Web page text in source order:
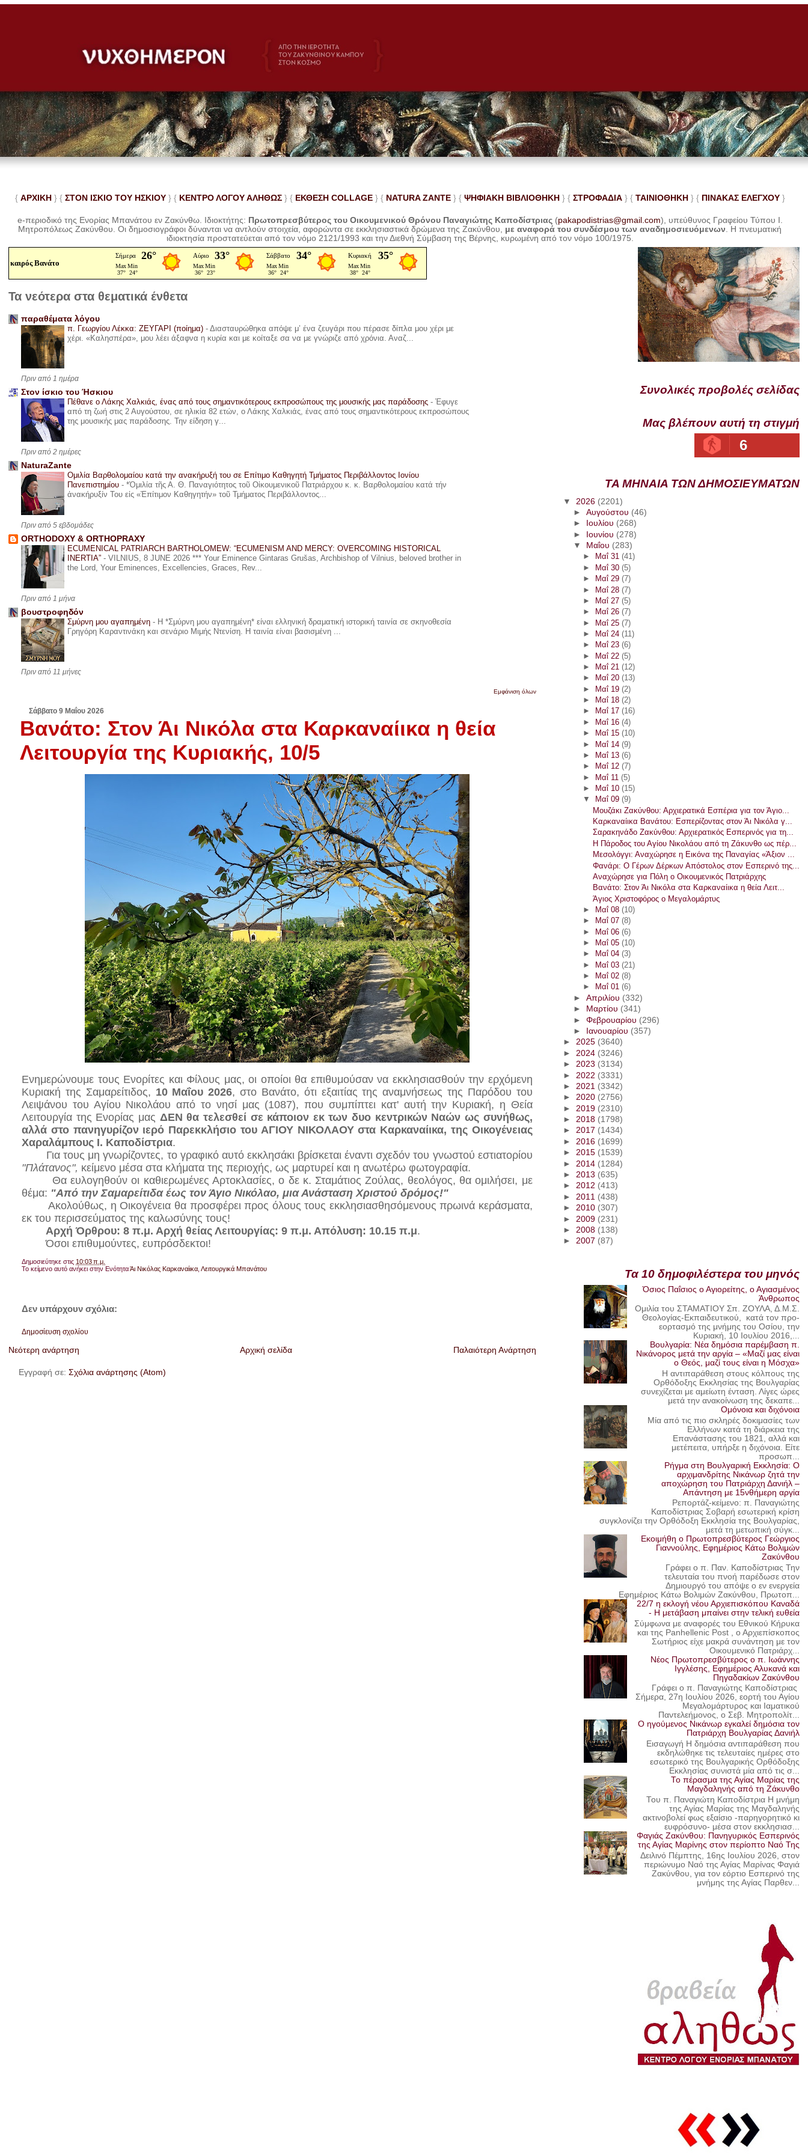
{ ΑΡΧΙΚΗ } { ΣΤΟΝ ΙΣΚΙΟ ΤΟΥ ΗΣΚΙΟΥ } { ΚΕΝΤΡΟ ΛΟΓΟΥ ΑΛΗΘΩΣ } { ΕΚΘΕΣΗ COLLAGE }{ NATURA ZANTE} { ΨΗΦΙΑΚΗ ΒΙΒΛΙΟΘΗΚΗ } { ΣΤΡΟΦΑΔΙΑ } { ΤΑΙΝΙΟΘΗΚΗ } { ΠΙΝΑΚΑΣ ΕΛΕΓΧΟΥ}
e-περιοδικό της Ενορίας Μπανάτου εν Ζακύνθω. Ιδιοκτήτης: Πρωτοπρεσβύτερος του Οικουμενικού Θρόνου Παναγιώτης Καποδίστριας (pakapodistrias@gmail.com), υπεύθυνος Γραφείου Τύπου Ι.
Μητροπόλεως Ζακύνθου.Οι δημοσιογράφοι δύνανται να αντλούν στοιχεία, αφορώντα σε εκκλησιαστικά δρώμενα της Ζακύνθου, με αναφορά του συνδέσμου των αναδημοσιευόμενων . Ηπνευματική
ιδιοκτησία προστατεύεται από τον νόμο 2121/1993 και την Διεθνή Σύμβαση της Βέρνης, κυρωμένη από τον νόμο 100/1975.
καιρός Βανάτο
Τα νεότερα στα θεματικά ένθετα
παραθέματα λόγου
π. Γεωργίου Λέκκα: ΖΕΥΓΑΡΙ (ποίημα) - Διασταυρώθηκα απόψε μ’ ένα ζευγάρι που πέρασε δίπλα μου χέρι με
χέρι. «Καλησπέρα», μου λέει άξαφνα η κυρία και με κοίταξε σα να με γνώριζε από χρόνια. Αναζ...
Πριν από 1 ημέρα
Στον ίσκιο του Ήσκιου
Πέθανε ο Λάκης Χαλκιάς, ένας από τους σημαντικότερους εκπροσώπους της μουσικής μας παράδοσης - Έφυγε
από τη ζωή στις 2 Αυγούστου, σε ηλικία 82 ετών, ο Λάκης Χαλκιάς, ένας από τους σημαντικότερους εκπροσώπους
της μουσικής μας παράδοσης. Την είδηση γ...
Πριν από 2 ημέρες
NaturaZante
Ομιλία Βαρθολομαίου κατά την ανακήρυξή του σε Επίτιμο Καθηγητή Τμήματος Περιβάλλοντος Ιονίου
Πανεπιστημίου - *Ὁμιλία τῆς Α. Θ. Παναγιότητος τοῦ Οἰκουμενικοῦ Πατριάρχου κ. κ. Βαρθολομαίου κατά τήν
ἀνακήρυξίν Του εἰς «Ἐπίτιμον Καθηγητήν» τοῦ Τμήματος Περιβάλλοντος...
Πριν από 5 εβδομάδες
ORTHODOXY & ORTHOPRAXY
ECUMENICAL PATRIARCH BARTHOLOMEW: “ECUMENISM AND MERCY: OVERCOMING HISTORICAL
INERTIA” - VILNIUS, 8 JUNE 2026 *** Your Eminence Gintaras Grušas, Archbishop of Vilnius, beloved brother in
the Lord, Your Eminences, Excellencies, Graces, Rev...
Πριν από 1 μήνα
βουστροφηδόν
Σμύρνη μου αγαπημένη - Η *Σμύρνη μου αγαπημένη* είναι ελληνική δραματική ιστορική ταινία σε σκηνοθεσία
Γρηγόρη Καραντινάκη και σενάριο Μιμής Ντενίση. Η ταινία είναι βασισμένη ...
Πριν από 11 μήνες
Εμφάνιση όλων
Σάββατο 9 Μαΐου 2026
Βανάτο: Στον Άι Νικόλα στα Καρκαναίικα η θεία
Λειτουργία της Κυριακής, 10/5
Ενημερώνουμε τους Ενορίτες και Φίλους μας, οι οποίοι θα επιθυμούσαν να εκκλησιασθούν την ερχόμενη
Κυριακή της Σαμαρείτιδος, 10 Μαΐου 2026, στο Βανάτο, ότι εξαιτίας της αναμνήσεως της Παρόδου του
Λειψάνου του Αγίου Νικολάου από το νησί μας (1087), που συμπίπτει κατ' αυτή την Κυριακή, η Θεία
Λειτουργία της Ενορίας μας ΔΕΝ θα τελεσθεί σε κάποιον εκ των δυο κεντρικών Ναών ως συνήθως,
αλλά στο πανηγυρίζον ιερό Παρεκκλήσιο του ΑΓΙΟΥ ΝΙΚΟΛΑΟΥ στα Καρκαναίικα, της Οικογένειας
Χαραλάμπους Ι. Καποδίστρια.
Για τους μη γνωρίζοντες, το γραφικό αυτό εκκλησάκι βρίσκεται έναντι σχεδόν του γνωστού εστιατορίου
"Πλάτανος", κείμενο μέσα στα κλήματα της περιοχής, ως μαρτυρεί και η ανωτέρω φωτογραφία.
Θα ευλογηθούν οι καθιερωμένες Αρτοκλασίες, ο δε κ. Σταμάτιος Ζούλας, θεολόγος, θα ομιλήσει, με
θέμα: "Από την Σαμαρείτιδα έως τον Άγιο Νικόλαο, μια Ανάσταση Χριστού δρόμος!"
Ακολούθως, η Οικογένεια θα προσφέρει προς όλους τους εκκλησιασθησόμενους πρωινά κεράσματα,
εκ του περισσεύματος της καλωσύνης τους!
Αρχή Όρθρου: 8 π.μ. Αρχή θείας Λειτουργίας: 9 π.μ. Απόλυση: 10.15 π.μ.
Όσοι επιθυμούντες, ευπρόσδεκτοι!
Δημοσιεύτηκε στις 10:03 π.μ.
Το κείμενο αυτό ανήκει στην ΕνότηταΆι Νικόλας Καρκαναίικα ,Λειτουργικά Μπανάτου
Δεν υπάρχουν σχόλια:
Δημοσίευση σχολίου
Νεότερη ανάρτηση Παλαιότερη Ανάρτηση
Αρχική σελίδα
Εγγραφή σε:Σχόλια ανάρτησης (Atom)
Συνολικές προβολές σελίδας
Μας βλέπουν αυτή τη στιγμή
6
ΤΑ ΜΗΝΑΙΑ ΤΩΝ ΔΗΜΟΣΙΕΥΜΑΤΩΝ
▼ 2026 (2201)
► Αυγούστου (46)
►
Ιουλίου (268)
► Ιουνίου (278)
▼
Μαΐου (283)
►
Μαΐ 31 (41)
►
Μαΐ 30 (5)
►
Μαΐ 29 (7)
► Μαΐ 28 (7)
►
Μαΐ 27 (5)
►
Μαΐ 26 (7)
► Μαΐ 25 (7)
►
Μαΐ 24 (11)
►
Μαΐ 23 (6)
► Μαΐ 22 (5)
►
Μαΐ 21 (12)
►
Μαΐ 20 (13)
►
Μαΐ 19 (2)
►
Μαΐ 18 (2)
►
Μαΐ 17 (16)
►
Μαΐ 16 (4)
►
Μαΐ 15 (10)
► Μαΐ 14 (9)
►
Μαΐ 13 (6)
►
Μαΐ 12 (7)
► Μαΐ 11 (5)
►
Μαΐ 10 (15)
▼
Μαΐ 09 (9)
Μουζάκι Ζακύνθου: Αρχιερατικά Εσπέρια για τον Άγιο...
Καρκαναίικα Βανάτου: Εσπερίζοντας στον Άι Νικόλα γ...
Σαρακηνάδο Ζακύνθου: Αρχιερατικός Εσπερινός για τη...
Η Πάροδος του Αγίου Νικολάου από τη Ζάκυνθο ως πέρ...
Μεσολόγγι: Αναχώρησε η Εικόνα της Παναγίας «Άξιον ...
Φανάρι: Ο Γέρων Δέρκων Απόστολος στον Εσπερινό της...
Αναχώρησε για Πόλη ο Οικουμενικός Πατριάρχης
Βανάτο: Στον Άι Νικόλα στα Καρκαναίικα η θεία Λειτ...
Άγιος Χριστοφόρος ο Μεγαλομάρτυς
►
Μαΐ 08 (10)
►
Μαΐ 07 (8)
► Μαΐ 06 (6)
►
Μαΐ 05 (10)
►
Μαΐ 04 (3)
► Μαΐ 03 (21)
►
Μαΐ 02 (8)
►
Μαΐ 01 (6)
► Απριλίου (332)
►
Μαρτίου (341)
► Φεβρουαρίου (296)
►
Ιανουαρίου (357)
►2025 (3640)
► 2024 (3246)
►2023 (3134)
► 2022 (3331)
► 2021 (3342)
►2020 (2756)
► 2019 (2310)
►2018 (1798)
►2017 (1434)
► 2016 (1699)
►2015 (1539)
► 2014 (1284)
►2013 (635)
►2012 (413)
► 2011 (438)
►2010 (307)
► 2009 (231)
► 2008 (138)
►2007 (87)
Τα 10 δημοφιλέστερα του μηνός
Όσιος Παΐσιος ο Αγιορείτης, ο Αγιασμένος
Άνθρωπος
Ομιλία του ΣΤΑΜΑΤΙΟΥ Σπ. ΖΟΥΛΑ, Δ.Μ.Σ.
Θεολογίας-Εκπαιδευτικού, κατά τον προ-
εορτασμό της μνήμης του Οσίου, την
Κυριακή, 10 Ιουλίου 2016,...
Βουλγαρία: Νέα δημόσια παρέμβαση π.
Νικάνορος μετά την αργία – «Μαζί μας είναι
ο Θεός, μαζί τους είναι η Μόσχα»
Η αντιπαράθεση στους κόλπους της
Ορθόδοξης Εκκλησίας της Βουλγαρίας
συνεχίζεται με αμείωτη ένταση. Λίγες ώρες
μετά την ανακοίνωση της δεκαπε...
Ομόνοια και διχόνοια
Μία από τις πιο σκληρές δοκιμασίες των
Ελλήνων κατά τη διάρκεια της
Επανάστασης του 1821, αλλά και
μετέπειτα, υπήρξε η διχόνοια. Είτε
προσωπ...
Ρήγμα στη Βουλγαρική Εκκλησία: Ο
αρχιμανδρίτης Νικάνωρ ζητά την
αποχώρηση του Πατριάρχη Δανιήλ –
Απάντηση με 15νθήμερη αργία
Ρεπορτάζ-κείμενο: π. Παναγιώτης
Καποδίστριας Σοβαρή εσωτερική κρίση
συγκλονίζει την Ορθόδοξη Εκκλησία της Βουλγαρίας,
μετά τη μετωπική σύγκ...
Εκοιμήθη ο Πρωτοπρεσβύτερος Γεώργιος
Γιαννούλης, Εφημέριος Κάτω Βολιμών
Ζακύνθου
Γράφει ο π. Παν. Καποδίστριας Την
τελευταία του πνοή παρέδωσε στον
Δημιουργό του απόψε ο εν ενεργεία
Εφημέριος Κάτω Βολιμών Ζακύνθου, Πρωτοπ...
22/7 η εκλογή νέου Αρχιεπισκόπου Καναδά
- Η μετάβαση μπαίνει στην τελική ευθεία
Σύμφωνα με αναφορές του Εθνικού Κήρυκα
και της Panhellenic Post , ο Αρχιεπίσκοπος
Σωτήριος είχε μακρά συνάντηση με τον
Οικουμενικό Πατριάρχ...
Νέος Πρωτοπρεσβύτερος ο π. Ιωάννης
Ιγγλέσης, Εφημέριος Αλυκανά και
Πηγαδακίων Ζακύνθου
Γράφει ο π. Παναγιώτης Καποδίστριας
Σήμερα, 27η Ιουλίου 2026, εορτή του Αγίου
Μεγαλομάρτυρος και Ιαματικού
Παντελεήμονος, ο Σεβ. Μητροπολίτ...
Ο ηγούμενος Νικάνωρ εγκαλεί δημόσια τον
Πατριάρχη Βουλγαρίας Δανιήλ
Εισαγωγή Η δημόσια αντιπαράθεση που
εκδηλώθηκε τις τελευταίες ημέρες στο
εσωτερικό της Βουλγαρικής Ορθόδοξης
Εκκλησίας συνιστά μία από τις σ...
Το πέρασμα της Αγίας Μαρίας της
Μαγδαληνής από τη Ζάκυνθο
Του π. Παναγιώτη Καποδίστρια Η μνήμη
της Αγίας Μαρίας της Μαγδαληνής
ακτινοβολεί φως εξαίσιο -παρηγορητικό κι
ευφρόσυνο- μέσα στον εκκλησιασ...
Φαγιάς Ζακύνθου: Πανηγυρικός Εσπερινός
της Αγίας Μαρίνης στον περίοπτο Ναό Της
Δειλινό Πέμπτης, 16ης Ιουλίου 2026, στον
περιώνυμο Ναό της Αγίας Μαρίνας Φαγιά
Ζακύνθου, για τον εόρτιο Εσπερινό της
μνήμης της Αγίας Παρθεν...